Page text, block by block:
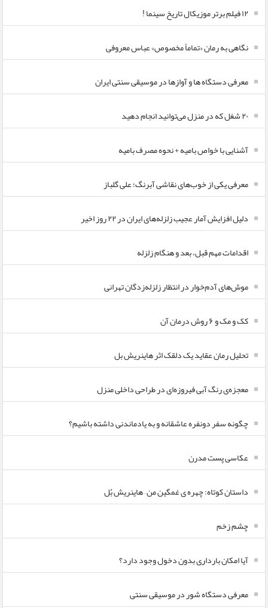
۱۲ فیلم برتر موزیکال تاریخ سینما !
نگاهی به رمان «تماماً مخصوص» عباس معروفی
معرفی دستگاه ها و آوازها در موسیقی سنتی ایران
۲۰ شغل که در منزل می‌توانید انجام دهید
آشنایی با خواص بامیه + نحوه مصرف بامیه
معرفی یکی از خوب‌های نقاشی آبرنگ؛ علی گلباز
دلیل افزایش آمار عجیب زلزله‌های ایران در ۲۲ روز اخیر
اقدامات مهم قبل، بعد و هنگام زلزله
موش‌های آدم‌خوار در انتظار زلزله‌زدگان تهرانی
کک و مک و ۶ روش درمان آن
تحلیل رمان عقاید یک دلقک اثر هاینریش بل
معجزه‌ی رنگ آبی فیروزه‌ای در طراحی داخلی منزل
چگونه سفر دونفره عاشقانه و به یادماندنی داشته باشیم؟
عکاسی پست مدرن
داستان کوتاه: چهره ی غمگین من – هاینریش بُل
چشم زخم
آیا امکان بارداری بدون دخول وجود دارد؟
معرفی دستگاه شور در موسیقی سنتی